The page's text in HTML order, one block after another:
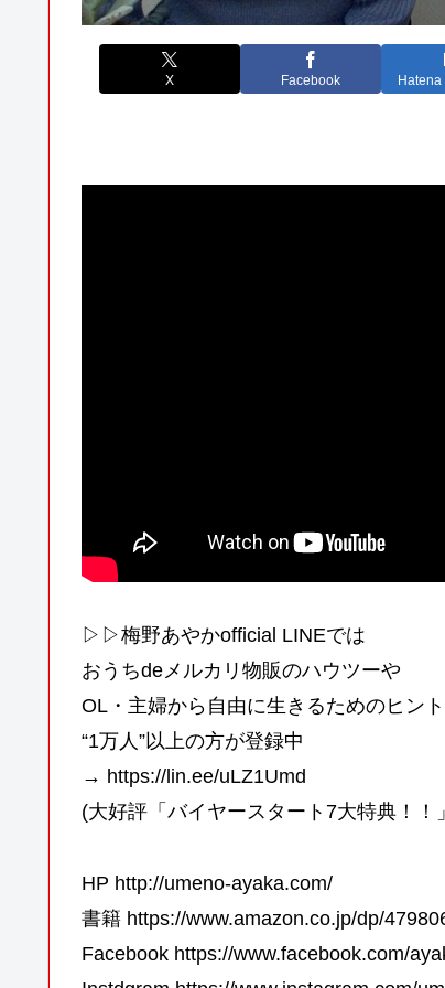
X Facebook
▷▷梅野あやかofficial LINEでは
おうちdeメルカリ物販のハウツーや
OL・主婦から自由に生きるためのヒン
“1万人”以上の方が登録中
→ https://lin.ee/uLZ1Umd
(大好評「バイヤースタート7大特典！！
HP http://umeno-ayaka.com/
書籍 https://www.amazon.co.jp/dp/
Facebook https://www.facebook.com/